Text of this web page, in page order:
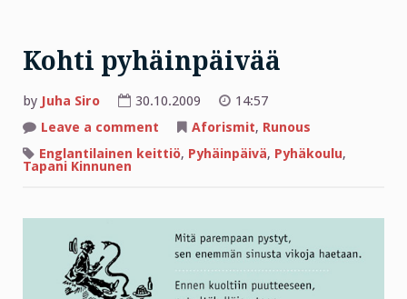
Kohti pyhäinpäivää
by Juha Siro 30.10.2009
14:57
Leave a comment
pyhäinpäivää
Aforismit, Runous
Englantilainen keittiö, Pyhäinpäivä, Pyhäkoulu,
Tapani Kinnunen